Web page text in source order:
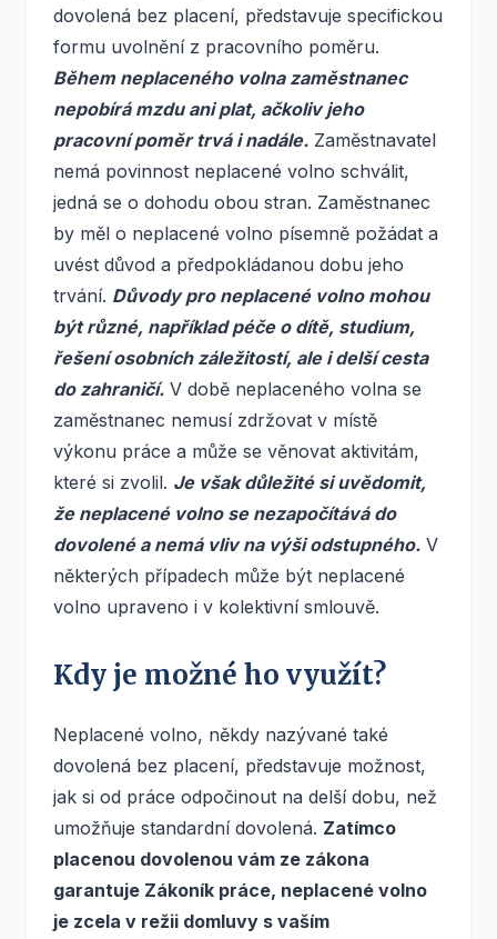
dovolená bez placení, představuje specifickou
formu uvolnění z pracovního poměru.
Během neplaceného volna zaměstnanec
nepobírá mzdu ani plat, ačkoliv jeho
pracovní poměr trvá i nadále. Zaměstnavatel
nemá povinnost neplacené volno schválit,
jedná se o dohodu obou stran. Zaměstnanec
by měl o neplacené volno písemně požádat a
uvést důvod a předpokládanou dobu jeho
trvání. Důvody pro neplacené volno mohou
být různé, například péče o dítě, studium,
řešení osobních záležitostí, ale i delší cesta
do zahraničí. V době neplaceného volna se
zaměstnanec nemusí zdržovat v místě
výkonu práce a může se věnovat aktivitám,
které si zvolil. Je však důležité si uvědomit,
že neplacené volno se nezapočítává do
dovolené a nemá vliv na výši odstupného. V
některých případech může být neplacené
volno upraveno i v kolektivní smlouvě.
Kdy je možné ho využít?
Neplacené volno, někdy nazývané také
dovolená bez placení, představuje možnost,
jak si od práce odpočinout na delší dobu, než
umožňuje standardní dovolená. Zatímco
placenou dovolenou vám ze zákona
garantuje Zákoník práce, neplacené volno
je zcela v režii domluvy s vaším